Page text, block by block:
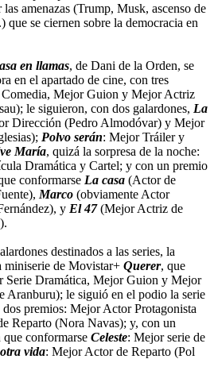
amenazas (Trump, Musk, ascenso de
que se ciernen sobre la democracia en
en llamas, de Dani de la Orden, se
en el apartado de cine, con tres
Mejor Guion y Mejor Actriz
le siguieron, con dos galardones, La
Dirección (Pedro Almodóvar) y Mejor
Polvo serán: Mejor Tráiler y
María, quizá la sorpresa de la noche:
Dramática y Cartel; y con un premio
conformarse La casa (Actor de
Marco (obviamente Actor
y El 47(Mejor Actriz de
destinados a las series, la
miniserie de Movistar+ Querer, que
Serie Dramática, Mejor Guion y Mejor
Aranburu); le siguió en el podio la serie
dos premios: Mejor Actor Protagonista
Reparto (Nora Navas); y, con un
conformarse Celeste: Mejor serie de
vida: Mejor Actor de Reparto (Pol